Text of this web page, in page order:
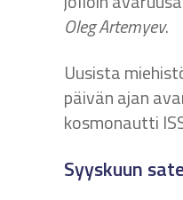
Oleg Artemyev.
Uusista
päivän ajan
kosmonautti
Syyskuun